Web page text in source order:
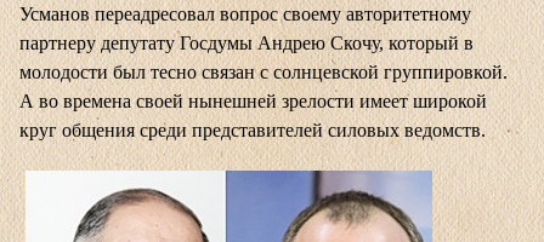
Усманов переадресовал вопрос своему авторитетному
партнеру депутату Госдумы Андрею Скочу, который в
молодости был тесно связан с солнцевской группировкой.
А во времена своей нынешней зрелости имеет широкой
круг общения среди представителей силовых ведомств.